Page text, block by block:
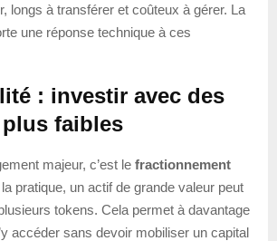
longs à transférer et coûteux à gérer. La
une réponse technique à ces
: investir avec des
faibles
majeur, c’est le fractionnement
pratique, un actif de grande valeur peut
tokens. Cela permet à davantage
accéder sans devoir mobiliser un capital